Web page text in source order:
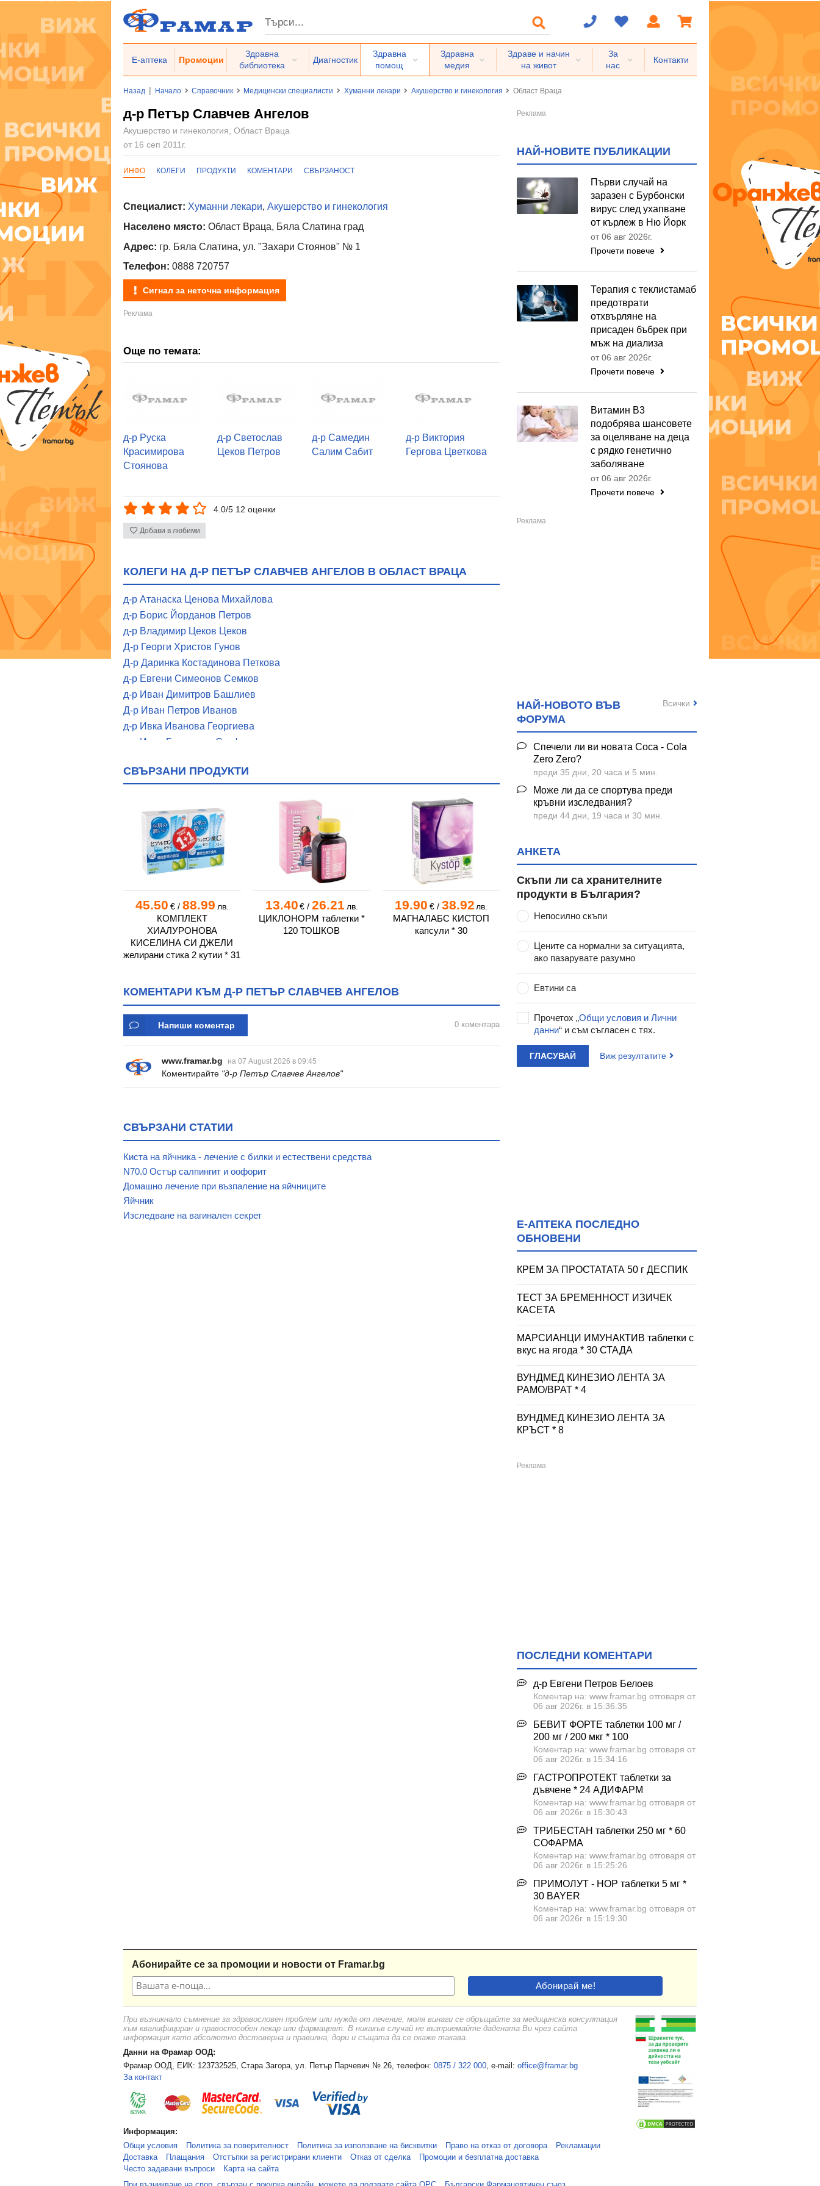
Е-аптека Промоции
Здравна
библиотека
Диагностик
Здравна
помощ
Здравна
медия
Здраве и начин
на живот
За
нас
Контакти
Назад | Начало Справочник Медицински специалисти Хуманни лекари Акушерство и гинекология Област Враца
д-р Петър Славчев Ангелов
Акушерство и гинекология, Област Враца
от 16 сеп 2011г.
ИНФО КОЛЕГИ ПРОДУКТИ КОМЕНТАРИ СВЪРЗАНОСТ
Специалист: Хуманни лекари, Акушерство и гинекология
Населено място: Област Враца, Бяла Слатина град
Адрес: гр. Бяла Слатина, ул. "Захари Стоянов" № 1
Телефон: 0888 720757
Сигнал за неточна информация
Още по темата:
д-р Руска
Красимирова
Стоянова
д-р Светослав
Цеков Петров
д-р Самедин
Салим Сабит
д-р Виктория
Гергова Цветкова
4.0/5 12 оценки
Добави в любими
КОЛЕГИ НА Д-Р ПЕТЪР СЛАВЧЕВ АНГЕЛОВ В ОБЛАСТ ВРАЦА
д-р Атанаска Ценова Михайлова
д-р Борис Йорданов Петров
д-р Владимир Цеков Цеков
Д-р Георги Христов Гунов
Д-р Даринка Костадинова Петкова
д-р Евгени Симеонов Семков
д-р Иван Димитров Башлиев
Д-р Иван Петров Иванов
д-р Ивка Иванова Георгиева
д-р Ирен Георгиева Стефанова
д-р Маргарита Костадинова Нинчева
д-р Петя Симеонова Стояновска
д-р Росица Кирилова Махинова
д-р Росица Славейкова Митова
д-р Румен Димитров Андреев
Д-р Славчо Танчев Тодоров
Д-р Снежина Цветанова Данаилова
д-р Стефан Стоянов Осиковски
д-р Тодор Лозанов Тодоров
СВЪРЗАНИ ПРОДУКТИ
45.50 €/ 88.99 лв.
КОМПЛЕКТ
ХИАЛУРОНОВА
КИСЕЛИНА СИ ДЖЕЛИ
желирани стика 2 кутии * 31
13.40 € /26.21 лв.
ЦИКЛОНОРМ таблетки *
120 ТОШКОВ
19.90 €/ 38.92 лв.
МАГНАЛАБС КИСТОП
капсули * 30
9.50
БИОДОКТОР ФЕМИНО -
ЗА ЖЕНСКА ПОЛОВА
СИСТЕМА солуцио 50 мл.
120 ТОШКОВ
КОМЕНТАРИ КЪМ Д-Р ПЕТЪР СЛАВЧЕВ АНГЕЛОВ
Напиши коментар 0 коментара
www.framar.bg на 07 August 2026 в 09:45
Коментирайте "д-р Петър Славчев Ангелов"
СВЪРЗАНИ СТАТИИ
Киста на яйчника - лечение с билки и естествени средства
N70.0 Остър салпингит и оофорит
Домашно лечение при възпаление на яйчниците
Яйчник
Изследване на вагинален секрет
НАЙ-НОВИТЕ ПУБЛИКАЦИИ
Първи случай на
заразен с Бурбонски
вирус след ухапване
от кърлеж в Ню Йорк
от 06 авг 2026г.
Прочети повече
Терапия с теклистамаб
предотврати
отхвърляне на
присаден бъбрек при
мъж на диализа
от 06 авг 2026г.
Прочети повече
Витамин B3
подобрява шансовете
за оцеляване на деца
с рядко генетично
заболяване
от 06 авг 2026г.
Прочети повече
НАЙ-НОВОТО ВЪВ
ФОРУМА
Спечели ли ви новата Coca - Cola
Zero Zero?
преди 35 дни, 20 часа и 5 мин.
Може ли да се спортува преди
кръвни изследвания?
преди 44 дни, 19 часа и 30 мин.
Всички
АНКЕТА
Скъпи ли са хранителните
продукти в България?
Непосилно скъпи
Цените са нормални за ситуацията,
ако пазарувате разумно
Евтини са
Прочетох „Общи условия и Лични
данни“ и съм съгласен с тях.
ГЛАСУВАЙ Виж резултатите
Е-АПТЕКА ПОСЛЕДНО
ОБНОВЕНИ
КРЕМ ЗА ПРОСТАТАТА 50 г ДЕСПИК
ТЕСТ ЗА БРЕМЕННОСТ ИЗИЧЕК
КАСЕТА
МАРСИАНЦИ ИМУНАКТИВ таблетки с
вкус на ягода * 30 СТАДА
ВУНДМЕД КИНЕЗИО ЛЕНТА ЗА
РАМО/ВРАТ * 4
ВУНДМЕД КИНЕЗИО ЛЕНТА ЗА
КРЪСТ * 8
ПОСЛЕДНИ КОМЕНТАРИ
д-р Евгени Петров Белоев
Коментар на: www.framar.bg отговаря от
06 авг 2026г. в 15:36:35
БЕВИТ ФОРТЕ таблетки 100 мг /
200 мг / 200 мкг * 100
Коментар на: www.framar.bg отговаря от
06 авг 2026г. в 15:34:16
ГАСТРОПРОТЕКТ таблетки за
дъвчене * 24 АДИФАРМ
Коментар на: www.framar.bg отговаря от
06 авг 2026г. в 15:30:43
ТРИБЕСТАН таблетки 250 мг * 60
СОФАРМА
Коментар на: www.framar.bg отговаря от
06 авг 2026г. в 15:25:26
ПРИМОЛУТ - НОР таблетки 5 мг *
30 BAYER
Коментар на: www.framar.bg отговаря от
06 авг 2026г. в 15:19:30
Абонирайте се за промоции и новости от Framar.bg
При възникнало съмнение за здравословен проблем или нужда от лечение, моля винаги се обръщайте за медицинска консултация
към квалифициран и правоспособен лекар или фармацевт. В никакъв случай не възприемайте дадената Ви чрез сайта
информация като абсолютно достоверна и правилна, дори и същата да се окаже такава.
Данни на Фрамар ООД:
Фрамар ООД, ЕИК: 123732525, Стара Загора, ул. Петър Парчевич № 26, телефон: 0875 / 322 000, e-mail: office@framar.bg
За контакт
Информация:
Общи условия
Политика за поверителност Политика за използване на бисквитки Право на отказ от договора
Рекламации
Доставка
Плащания Отстъпки за регистрирани клиенти Отказ от сделка
Промоции и безплатна доставка
Често задавани въпроси
Карта на сайта